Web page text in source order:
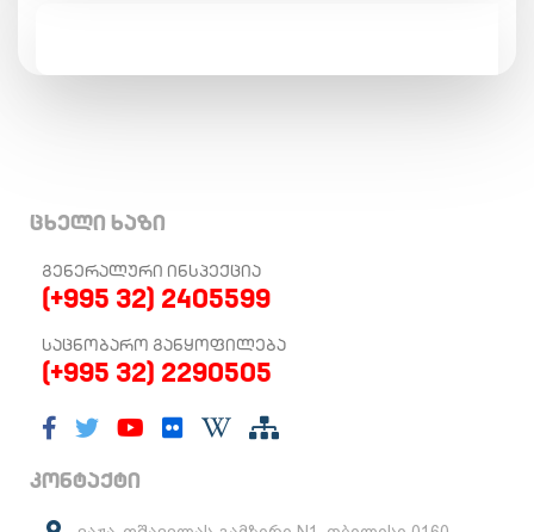
ცხელი ხაზი
ᲒᲔᲜᲔᲠᲐᲚᲣᲠᲘ ᲘᲜᲡᲞᲔᲥᲪᲘᲐ
(+995 32) 2405599
ᲡᲐᲪᲜᲝᲑᲐᲠᲝ ᲒᲐᲜᲧᲝᲤᲘᲚᲔᲑᲐ
(+995 32) 2290505
კონტაქტი